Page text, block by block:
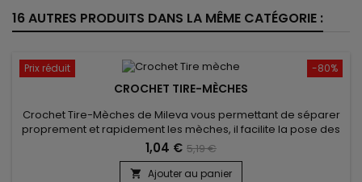
16 AUTRES PRODUITS DANS LA MÊME CATÉGORIE :
-80%
Prix réduit
CROCHET TIRE-MÈCHES
Crochet Tire-Mèches de Mileva vous permettant de séparer
proprement et rapidement les mèches, il facilite la pose des
extensions et une prise de main rapide et simple !
1,04 € 5,19 €
 Ajouter au panier